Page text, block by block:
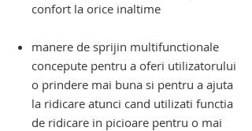
confort la orice inaltime
manere de sprijin multifunctionale
concepute pentru a oferi utilizatorului
o prindere mai buna si pentru a ajuta
la ridicare atunci cand utilizati functia
de ridicare in picioare pentru o mai